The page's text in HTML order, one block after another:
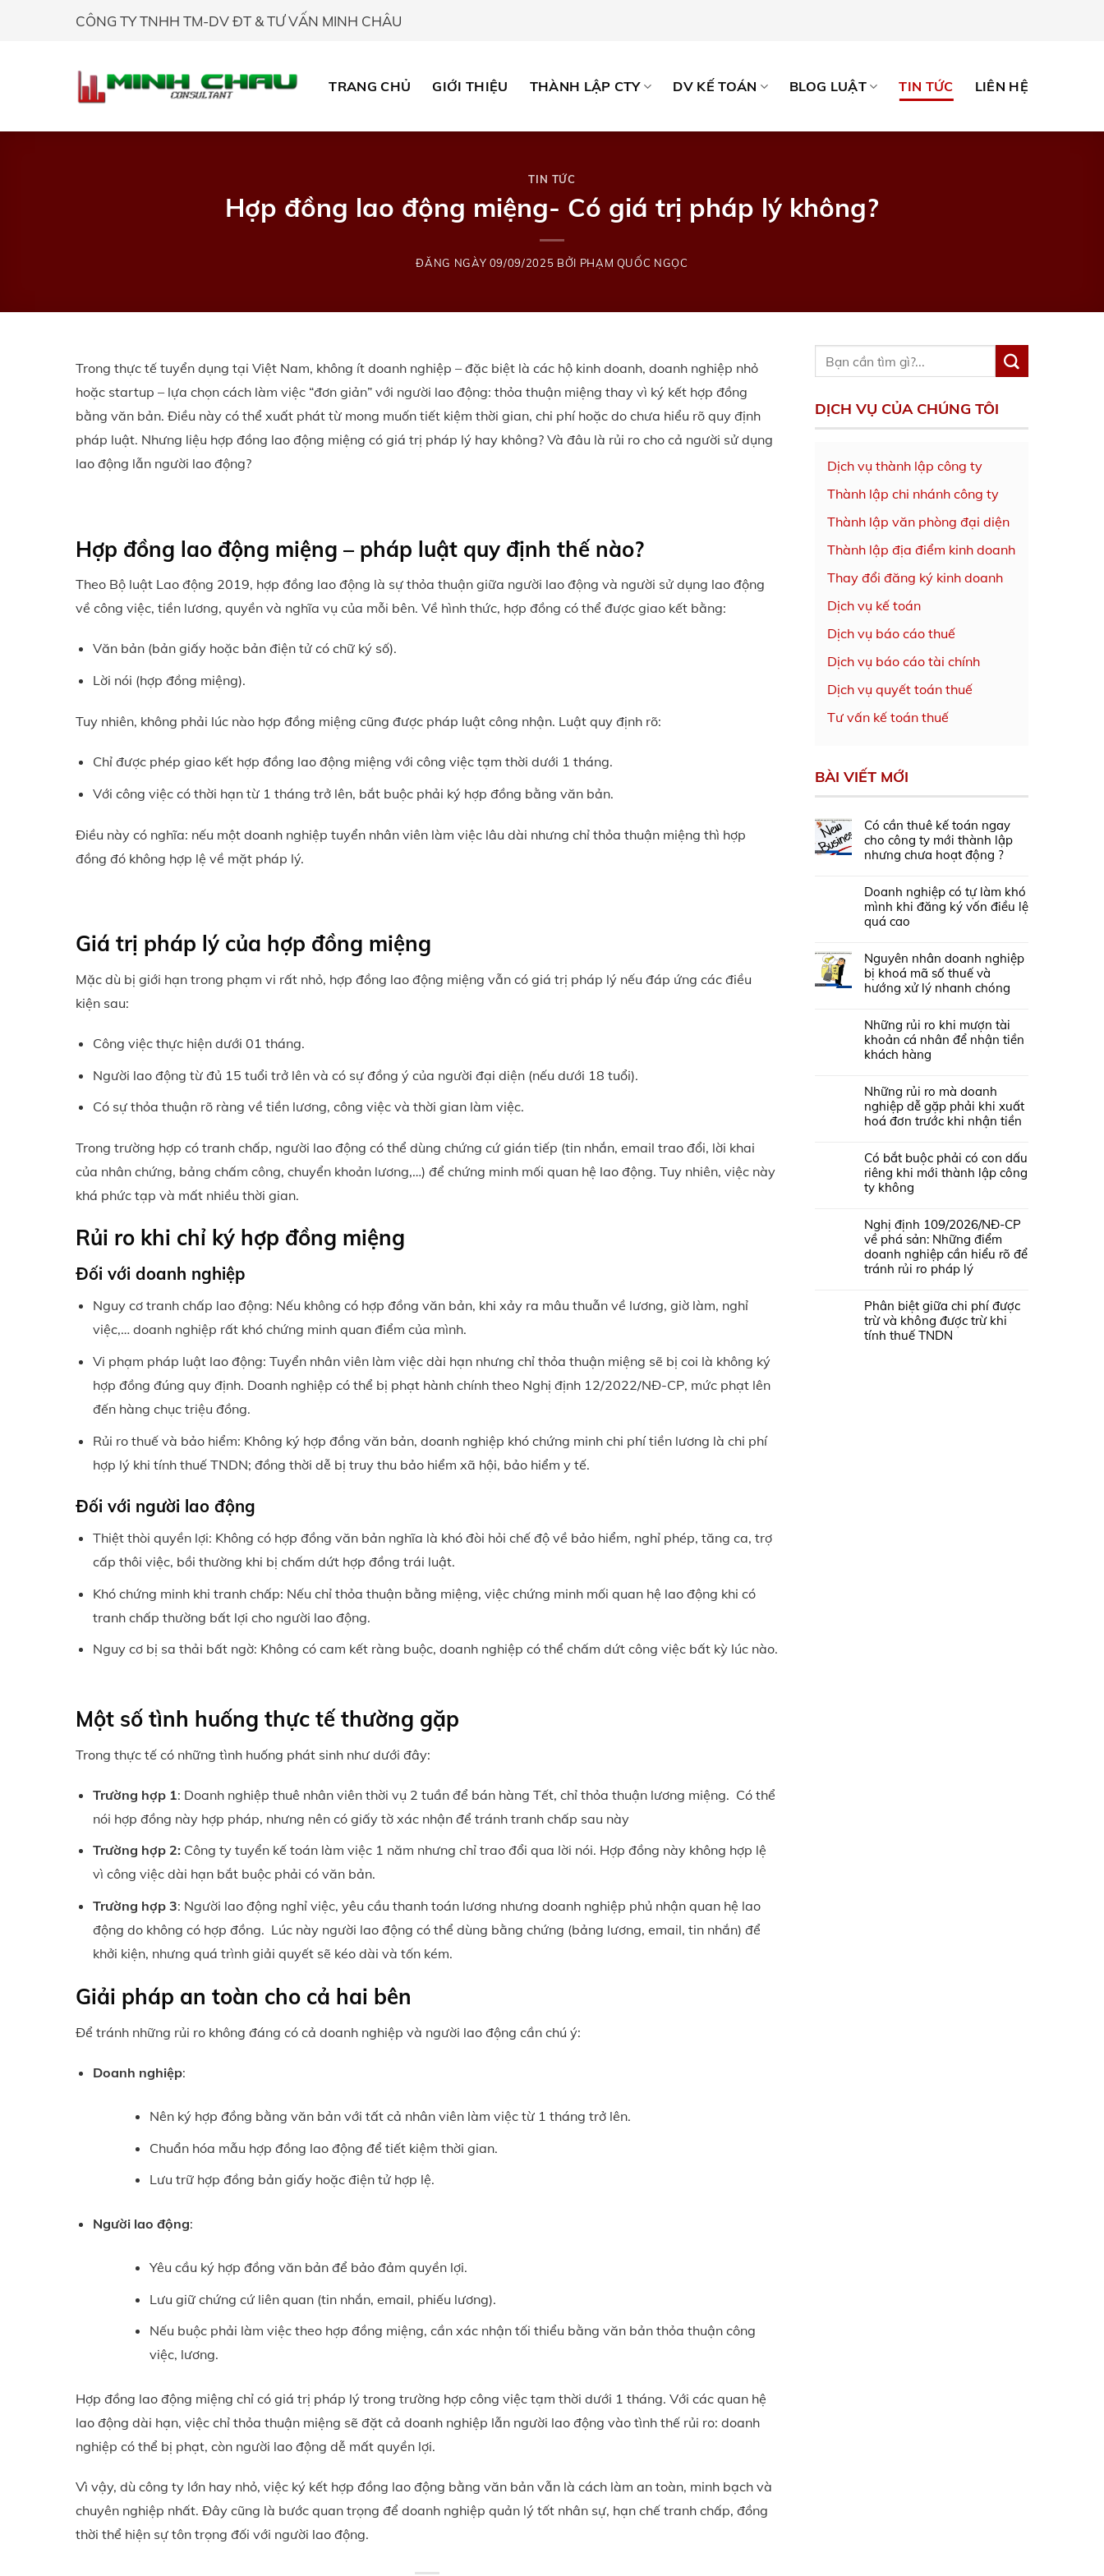
CÔNG TY TNHH TM-DV ĐT & TƯ VẤN MINH CHÂU
TRANG CHỦ GIỚI THIỆU THÀNH LẬP CTY DV KẾ TOÁN BLOG LUẬT TIN TỨC LIÊN HỆ
TIN TỨC
Hợp đồng lao động miệng- Có giá trị pháp lý không?
ĐĂNG NGÀY 09/09/2025 BỞI PHẠM QUỐC NGỌC
Trong thực tế tuyển dụng tại Việt Nam, không ít doanh nghiệp – đặc biệt là các hộ kinh doanh, doanh nghiệp nhỏ
hoặc startup – lựa chọn cách làm việc “đơn giản” với người lao động: thỏa thuận miệng thay vì ký kết hợp đồng
bằng văn bản. Điều này có thể xuất phát từ mong muốn tiết kiệm thời gian, chi phí hoặc do chưa hiểu rõ quy định
pháp luật. Nhưng liệu hợp đồng lao động miệng có giá trị pháp lý hay không? Và đâu là rủi ro cho cả người sử dụng
lao động lẫn người lao động?
Hợp đồng lao động miệng – pháp luật quy định thế nào?
Theo Bộ luật Lao động 2019, hợp đồng lao động là sự thỏa thuận giữa người lao động và người sử dụng lao động
về công việc, tiền lương, quyền và nghĩa vụ của mỗi bên. Về hình thức, hợp đồng có thể được giao kết bằng:
Văn bản (bản giấy hoặc bản điện tử có chữ ký số).
Lời nói (hợp đồng miệng).
Tuy nhiên, không phải lúc nào hợp đồng miệng cũng được pháp luật công nhận. Luật quy định rõ:
Chỉ được phép giao kết hợp đồng lao động miệng với công việc tạm thời dưới 1 tháng.
Với công việc có thời hạn từ 1 tháng trở lên, bắt buộc phải ký hợp đồng bằng văn bản.
Điều này có nghĩa: nếu một doanh nghiệp tuyển nhân viên làm việc lâu dài nhưng chỉ thỏa thuận miệng thì hợp
đồng đó không hợp lệ về mặt pháp lý.
Giá trị pháp lý của hợp đồng miệng
Mặc dù bị giới hạn trong phạm vi rất nhỏ, hợp đồng lao động miệng vẫn có giá trị pháp lý nếu đáp ứng các điều
kiện sau:
Công việc thực hiện dưới 01 tháng.
Người lao động từ đủ 15 tuổi trở lên và có sự đồng ý của người đại diện (nếu dưới 18 tuổi).
Có sự thỏa thuận rõ ràng về tiền lương, công việc và thời gian làm việc.
Trong trường hợp có tranh chấp, người lao động có thể dùng chứng cứ gián tiếp (tin nhắn, email trao đổi, lời khai
của nhân chứng, bảng chấm công, chuyển khoản lương,…) để chứng minh mối quan hệ lao động. Tuy nhiên, việc này
khá phức tạp và mất nhiều thời gian.
Rủi ro khi chỉ ký hợp đồng miệng
Đối với doanh nghiệp
Nguy cơ tranh chấp lao động: Nếu không có hợp đồng văn bản, khi xảy ra mâu thuẫn về lương, giờ làm, nghỉ
việc,… doanh nghiệp rất khó chứng minh quan điểm của mình.
Vi phạm pháp luật lao động: Tuyển nhân viên làm việc dài hạn nhưng chỉ thỏa thuận miệng sẽ bị coi là không ký
hợp đồng đúng quy định. Doanh nghiệp có thể bị phạt hành chính theo Nghị định 12/2022/NĐ-CP, mức phạt lên
đến hàng chục triệu đồng.
Rủi ro thuế và bảo hiểm: Không ký hợp đồng văn bản, doanh nghiệp khó chứng minh chi phí tiền lương là chi phí
hợp lý khi tính thuế TNDN; đồng thời dễ bị truy thu bảo hiểm xã hội, bảo hiểm y tế.
Đối với người lao động
Thiệt thòi quyền lợi: Không có hợp đồng văn bản nghĩa là khó đòi hỏi chế độ về bảo hiểm, nghỉ phép, tăng ca, trợ
cấp thôi việc, bồi thường khi bị chấm dứt hợp đồng trái luật.
Khó chứng minh khi tranh chấp: Nếu chỉ thỏa thuận bằng miệng, việc chứng minh mối quan hệ lao động khi có
tranh chấp thường bất lợi cho người lao động.
Nguy cơ bị sa thải bất ngờ: Không có cam kết ràng buộc, doanh nghiệp có thể chấm dứt công việc bất kỳ lúc nào.
Một số tình huống thực tế thường gặp
Trong thực tế có những tình huống phát sinh như dưới đây:
Trường hợp 1: Doanh nghiệp thuê nhân viên thời vụ 2 tuần để bán hàng Tết, chỉ thỏa thuận lương miệng. Có thể
nói hợp đồng này hợp pháp, nhưng nên có giấy tờ xác nhận để tránh tranh chấp sau này
Trường hợp 2: Công ty tuyển kế toán làm việc 1 năm nhưng chỉ trao đổi qua lời nói. Hợp đồng này không hợp lệ
vì công việc dài hạn bắt buộc phải có văn bản.
Trường hợp 3: Người lao động nghỉ việc, yêu cầu thanh toán lương nhưng doanh nghiệp phủ nhận quan hệ lao
động do không có hợp đồng. Lúc này người lao động có thể dùng bằng chứng (bảng lương, email, tin nhắn) để
khởi kiện, nhưng quá trình giải quyết sẽ kéo dài và tốn kém.
Giải pháp an toàn cho cả hai bên
Để tránh những rủi ro không đáng có cả doanh nghiệp và người lao động cần chú ý:
Doanh nghiệp:
Nên ký hợp đồng bằng văn bản với tất cả nhân viên làm việc từ 1 tháng trở lên.
Chuẩn hóa mẫu hợp đồng lao động để tiết kiệm thời gian.
Lưu trữ hợp đồng bản giấy hoặc điện tử hợp lệ.
Người lao động:
Yêu cầu ký hợp đồng văn bản để bảo đảm quyền lợi.
Lưu giữ chứng cứ liên quan (tin nhắn, email, phiếu lương).
Nếu buộc phải làm việc theo hợp đồng miệng, cần xác nhận tối thiểu bằng văn bản thỏa thuận công
việc, lương.
Hợp đồng lao động miệng chỉ có giá trị pháp lý trong trường hợp công việc tạm thời dưới 1 tháng. Với các quan hệ
lao động dài hạn, việc chỉ thỏa thuận miệng sẽ đặt cả doanh nghiệp lẫn người lao động vào tình thế rủi ro: doanh
nghiệp có thể bị phạt, còn người lao động dễ mất quyền lợi.
Vì vậy, dù công ty lớn hay nhỏ, việc ký kết hợp đồng lao động bằng văn bản vẫn là cách làm an toàn, minh bạch và
chuyên nghiệp nhất. Đây cũng là bước quan trọng để doanh nghiệp quản lý tốt nhân sự, hạn chế tranh chấp, đồng
thời thể hiện sự tôn trọng đối với người lao động.
DỊCH VỤ CỦA CHÚNG TÔI
Dịch vụ thành lập công ty
Thành lập chi nhánh công ty
Thành lập văn phòng đại diện
Thành lập địa điểm kinh doanh
Thay đổi đăng ký kinh doanh
Dịch vụ kế toán
Dịch vụ báo cáo thuế
Dịch vụ báo cáo tài chính
Dịch vụ quyết toán thuế
Tư vấn kế toán thuế
BÀI VIẾT MỚI
Có cần thuê kế toán ngay
cho công ty mới thành lập
nhưng chưa hoạt động ?
Doanh nghiệp có tự làm khó
mình khi đăng ký vốn điều lệ
quá cao
Nguyên nhân doanh nghiệp
bị khoá mã số thuế và
hướng xử lý nhanh chóng
Những rủi ro khi mượn tài
khoản cá nhân để nhận tiền
khách hàng
Những rủi ro mà doanh
nghiệp dễ gặp phải khi xuất
hoá đơn trước khi nhận tiền
Có bắt buộc phải có con dấu
riêng khi mới thành lập công
ty không
Nghị định 109/2026/NĐ-CP
về phá sản: Những điểm
doanh nghiệp cần hiểu rõ để
tránh rủi ro pháp lý
Phân biệt giữa chi phí được
trừ và không được trừ khi
tính thuế TNDN